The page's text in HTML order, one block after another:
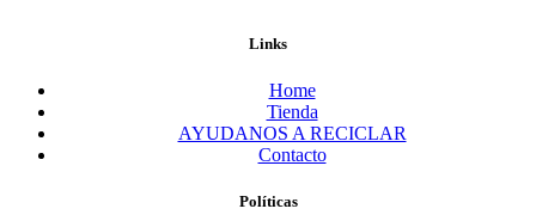
Links
Home
Tienda
AYUDANOS A RECICLAR
Contacto
Políticas